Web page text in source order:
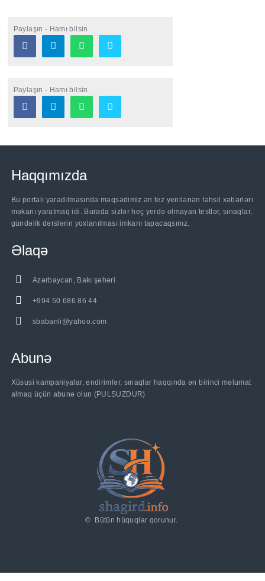
Paylaşın - Hamı bilsin
Paylaşın - Hamı bilsin
Haqqımızda
Bu portalı yaradılmasında məqsədimiz ən tez yenilənən təhsil xəbərlərı
məkanı yaratmaq idi. Burada sizlər heç yerdə olmayan testlər, sınaqlar,
gündəlik dərslərin yoxlanılması imkanı tapacaqsınız.
Əlaqə
Azərbaycan, Bakı şəhəri
+994 50 686 86 44
sbabanli@yahoo.com
Abunə
Xüsusi kampaniyalar, endirimlər, sınaqlar haqqında ən birinci məlumat
almaq üçün abunə olun (PULSUZDUR)
© Bütün hüquqlar qorunur.